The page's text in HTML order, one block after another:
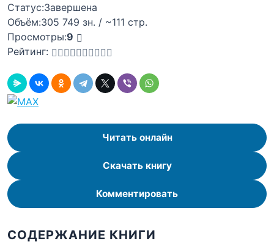
Статус:Завершена
Объём:305 749 зн. / ~111 стр.
Просмотры:9
Рейтинг:
Читать онлайн
Скачать книгу
Комментировать
СОДЕРЖАНИЕ КНИГИ